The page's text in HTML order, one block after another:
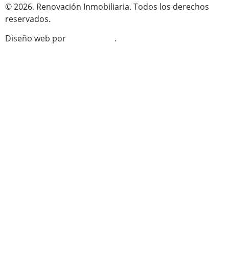
© 2026. Renovación Inmobiliaria. Todos los derechos
reservados.
Diseño web por
.